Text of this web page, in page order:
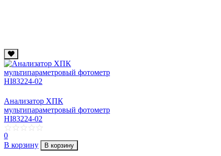
Анализатор ХПК
мультипараметровый фотометр
HI83224-02
0
В корзину
В корзину